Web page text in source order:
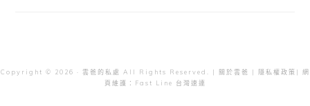
Copyright © 2026 · 雲爸的私處 All Rights Reserved. | 關於雲爸 | 隱私權政策 | 網
頁維護：
Fast Line 台灣速連